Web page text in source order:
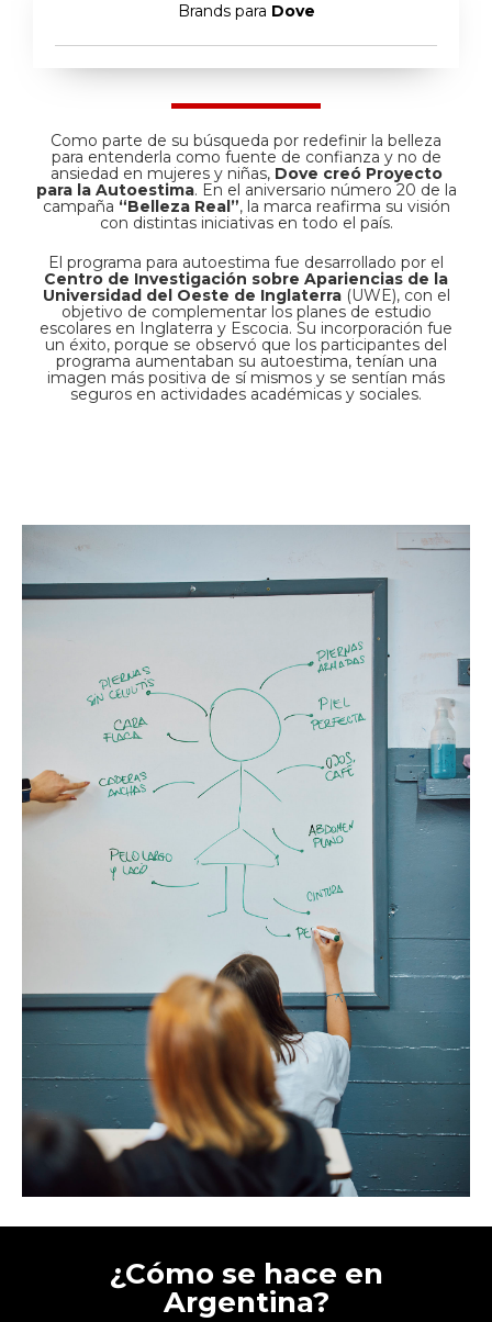
Brands para Dove
Como parte de su búsqueda por redefinir la belleza
para entenderla como fuente de confianza y no de
ansiedad en mujeres y niñas, Dove creó Proyecto
para la Autoestima. En el aniversario número 20 de la
campaña “Belleza Real”, la marca reafirma su visión
con distintas iniciativas en todo el país.
El programa para autoestima fue desarrollado por el
Centro de Investigación sobre Apariencias de la
Universidad del Oeste de Inglaterra(UWE), con el
objetivo de complementar los planes de estudio
escolares en Inglaterra y Escocia. Su incorporación fue
un éxito, porque se observó que los participantes del
programa aumentaban su autoestima, tenían una
imagen más positiva de sí mismos y se sentían más
seguros en actividades académicas y sociales.
¿Cómo se hace en
Argentina?